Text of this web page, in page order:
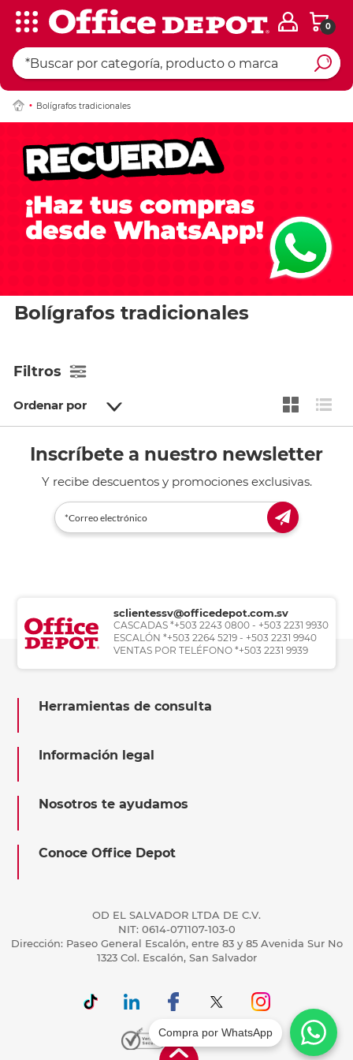
0
Bolígrafos tradicionales
Bolígrafos tradicionales
Filtros
Ordenar por
Inscríbete a nuestro newsletter
Y recibe descuentos y promociones exclusivas.
sclientessv@officedepot.com.sv
CASCADAS *+503 2243 0800 - +503 2231 9930
ESCALÓN *+503 2264 5219 - +503 2231 9940
VENTAS POR TELÉFONO *+503 2231 9939
Herramientas de consulta
Información legal
Nosotros te ayudamos
Conoce Office Depot
OD EL SALVADOR LTDA DE C.V.
NIT: 0614-071107-103-0
Dirección: Paseo General Escalón, entre 83 y 85 Avenida Sur No
1323 Col. Escalón, San Salvador
Compra por WhatsApp